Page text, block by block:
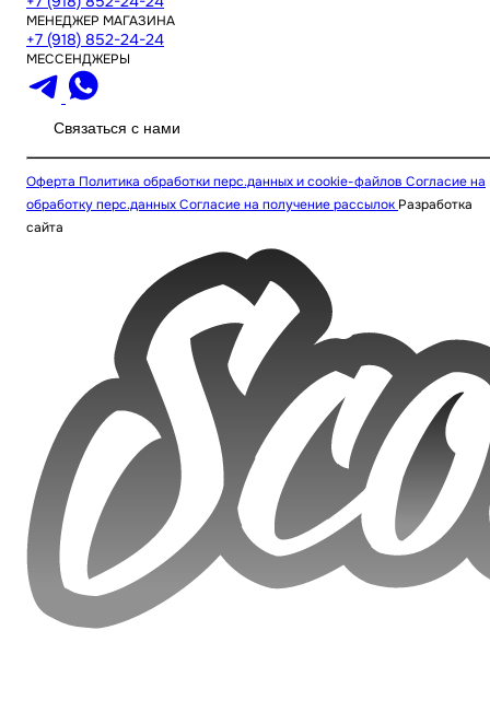
МЕНЕДЖЕР МАГАЗИНА
+7 (918) 852-24-24
МЕССЕНДЖЕРЫ
Связаться с нами
Оферта Политика обработки перс.данных и cookie-файлов Согласие на
обработку перс.данныхСогласие на получение рассылок Разработка
сайта